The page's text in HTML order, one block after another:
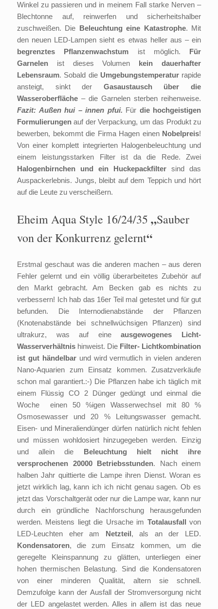
Winkel zu passieren und in meinem Fall starke Nerven –
Blechtonne auf, reinwerfen und sicherheitshalber
zuschweißen. Die Beleuchtung eine Katastrophe. Mit
den neuen LED-Lampen sieht es etwas heller aus – ein
begrenztes Pflanzenwachstum ist möglich. Für
Garnelen ist dieses Volumen kein dauerhafter
Lebensraum. Sobald die Umgebungstemperaturrapide
ansteigt, sinkt der Gasaustausch über die
Wasseroberfläche – die Garnelen sterben reihenweise.
Fazit: Außen hui – innen pfui. Für die hochgeistigen
Formulierungen auf der Verpackung, um das Produkt zu
bewerben, bekommt die Firma Hagen einen Nobelpreis!
Von einer komplett integrierten Halogenbeleuchtung und
einem leistungsstarken Filter ist da die Rede. Zwei
Halogenbirnchen und ein Huckepackfilter sind das
Auspackerlebnis. Jungs, bleibt auf dem Teppich und hört
auf die Leute zu verscheißern.
Eheim Aqua Style 16/24/35 „Sauber
von der Konkurrenz gelernt“
Erstmal geschaut was die anderen machen – aus deren
Fehler gelernt und ein völlig überarbeitetes Zubehör auf
den Markt gebracht. Am Becken gab es nichts zu
verbessern! Ich hab das 16er Teil mal getestet und für gut
befunden. Die Internodienabstände der Pflanzen
(Knotenabstände bei schnellwüchsigen Pflanzen) sind
ultrakurz, was auf eineausgewogenes Licht-
Wasserverhältnis hinweist. Die Filter- Lichtkombination
ist gut händelbarund wird vermutlich in vielen anderen
Nano-Aquarien zum Einsatz kommen. Zusatzverkäufe
schon mal garantiert.:-) Die Pflanzen habe ich täglich mit
einem Flüssig CO 2 Dünger gedüngt und einmal die
Woche einen 50 %igen Wasserwechsel mit 80 %
Osmosewasser und 20 % Leitungswasser gemacht.
Eisen- und Mineraliendünger dürfen natürlich nicht fehlen
und müssen wohldosiert hinzugegeben werden. Einzig
und allein die Beleuchtung
hielt nicht ihre
versprochenen 20000 Betriebsstunden. Nach einem
halben Jahr quittierte die Lampe ihren Dienst. Woran es
jetzt wirklich lag, kann ich ich nicht genau sagen. Ob es
jetzt das Vorschaltgerät oder nur die Lampe war, kann nur
durch ein gründliche Nachforschung herausgefunden
werden. Meistens liegt die Ursache im Totalausfall von
LED-Leuchten eher am Netzteil, als an der LED.
Kondensatoren, die zum Einsatz kommen, um die
geregelte Kleinspannung zu glätten, unterliegen einer
hohen thermischen Belastung. Sind die Kondensatoren
von einer minderen Qualität, altern sie schnell.
Demzufolge kann der Ausfall der Stromversorgung nicht
der LED angelastet werden. Alles in allem ist das neue